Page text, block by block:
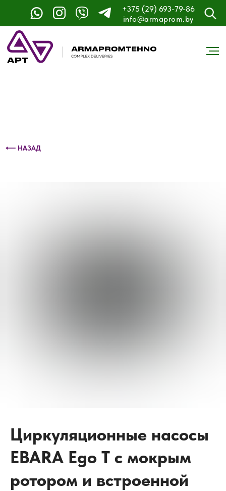
+375 (29) 693-79-86
info@armaprom.by
Контактный телефон: +375 (29) 693-79-86
⟵ НАЗАД
Циркуляционные насосы
EBARA Ego T с мокрым
ротором и встроенной